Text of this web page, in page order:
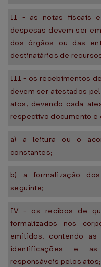
II - as notas fiscais e
despesas devem ser
dos órgãos ou das
destinatários de
III - os recebimentos
devem ser atestados
atos, devendo cada
respectivo documento
a) a leitura ou o
constantes;
b) a formalização
seguinte;
IV - os recibos de
formalizados nos
emitidos, contendo
identificações e as
responsáveis pelos atos;